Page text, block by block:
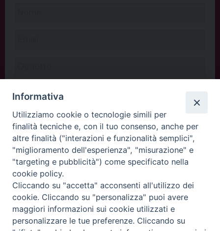
INVIA
Informativa
Utilizziamo cookie o tecnologie simili per
finalità tecniche e, con il tuo consenso, anche per
altre finalità ("interazioni e funzionalità semplici",
"miglioramento dell'esperienza", "misurazione" e
"targeting e pubblicità") come specificato nella
cookie policy.
Cliccando su "accetta" acconsenti all'utilizzo dei
cookie. Cliccando su "personalizza" puoi avere
maggiori informazioni sui cookie utilizzati e
personalizzare le tue preferenze. Cliccando su